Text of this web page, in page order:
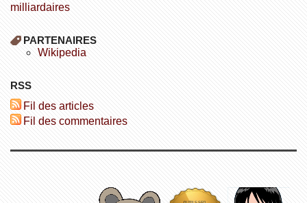
milliardaires
PARTENAIRES
wikipedia
RSS
Fil des articles
Fil des commentaires